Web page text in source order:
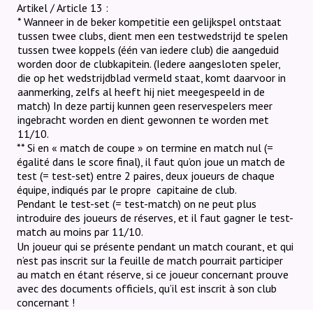
Artikel / Article 13 :
* Wanneer in de beker kompetitie een gelijkspel ontstaat
tussen twee clubs, dient men een testwedstrijd te spelen
tussen twee koppels (één van iedere club) die aangeduid
worden door de clubkapitein. (Iedere aangesloten speler,
die op het wedstrijdblad vermeld staat, komt daarvoor in
aanmerking, zelfs al heeft hij niet meegespeeld in de
match) In deze partij kunnen geen reservespelers meer
ingebracht worden en dient gewonnen te worden met
11/10.
** Si en « match de coupe » on termine en match nul (=
égalité dans le score final), il faut qu’on joue un match de
test (= test-set) entre 2 paires, deux joueurs de chaque
équipe, indiqués par le propre capitaine de club.
Pendant le test-set (= test-match) on ne peut plus
introduire des joueurs de réserves, et il faut gagner le test-
match au moins par 11/10.
Un joueur qui se présente pendant un match courant, et qui
n’est pas inscrit sur la feuille de match pourrait participer
au match en étant réserve, si ce joueur concernant prouve
avec des documents officiels, qu’il est inscrit à son club
concernant !